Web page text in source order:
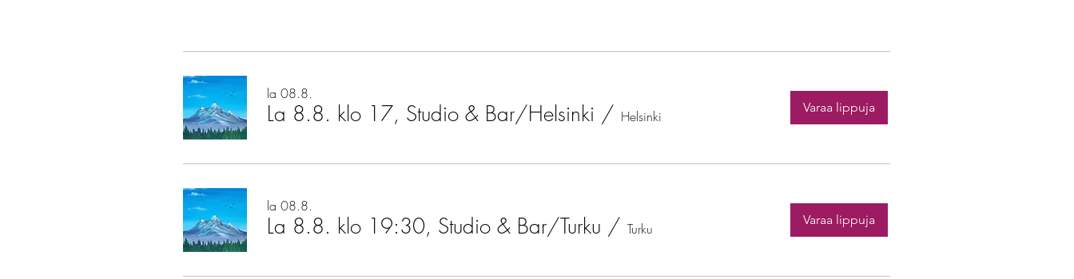
la 08.8.
La 8.8. klo 17, Studio & Bar/Helsinki / Helsinki
Varaa lippuja
la 08.8.
La 8.8. klo 19:30, Studio & Bar/Turku / Turku
Varaa lippuja